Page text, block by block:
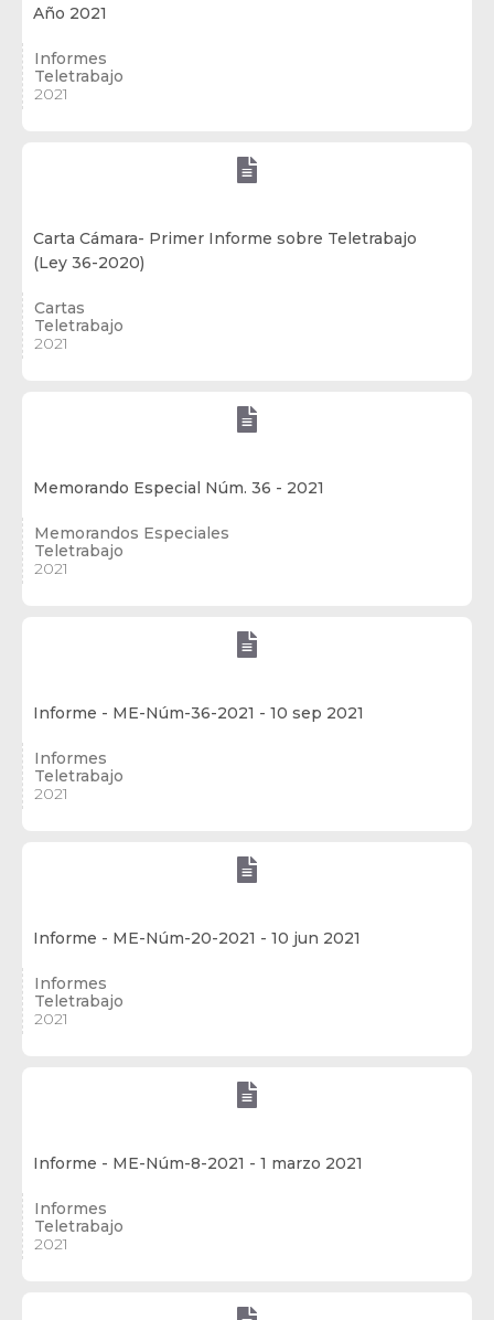
Año 2021
Informes
Teletrabajo
2021

Carta Cámara- Primer Informe sobre Teletrabajo
(Ley 36-2020)
Cartas
Teletrabajo
2021

Memorando Especial Núm. 36 - 2021
Memorandos Especiales
Teletrabajo
2021

Informe - ME-Núm-36-2021 - 10 sep 2021
Informes
Teletrabajo
2021

Informe - ME-Núm-20-2021 - 10 jun 2021
Informes
Teletrabajo
2021

Informe - ME-Núm-8-2021 - 1 marzo 2021
Informes
Teletrabajo
2021